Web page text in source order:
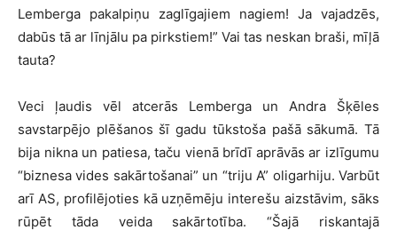
Lemberga pakalpiņu zaglīgajiem nagiem! Ja vajadzēs,
dabūs tā ar līnjālu pa pirkstiem!” Vai tas neskan braši, mīļā
tauta?
Veci ļaudis vēl atcerās Lemberga un Andra Šķēles
savstarpējo plēšanos šī gadu tūkstoša pašā sākumā. Tā
bija nikna un patiesa, taču vienā brīdī aprāvās ar izlīgumu
“biznesa vides sakārtošanai” un “triju A” oligarhiju. Varbūt
arī AS, profilējoties kā uzņēmēju interešu aizstāvim, sāks
rūpēt tāda veida sakārtotība. “Šajā riskantajā